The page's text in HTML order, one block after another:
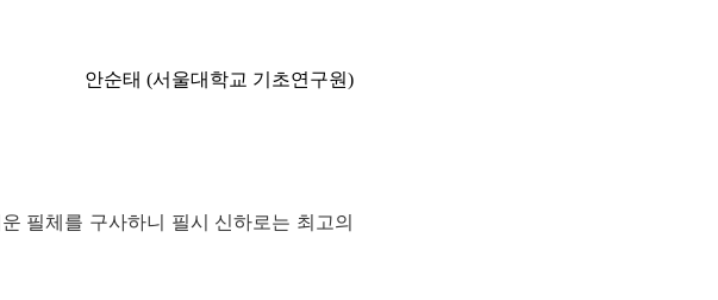
안순태 (서울대학교 기초연구원)
필체를 구사하니 필시 신하로는 최고의